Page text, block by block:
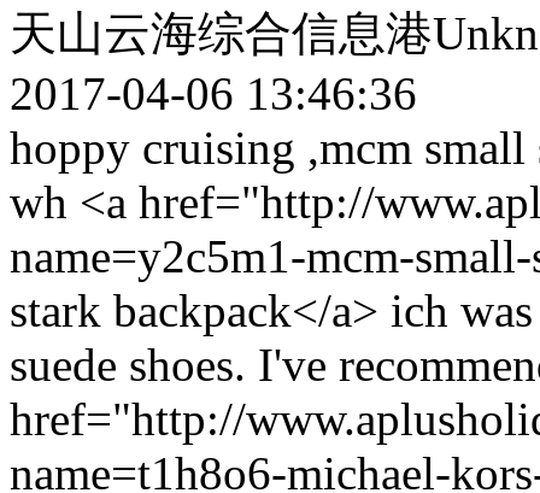
天山云海综合信息港
2017-04-06 13:46:36
hoppy cruising ,mcm
wh <a href="http://
name=y2c5m1-mcm-
stark backpack</a> ich
suede shoes. I've
href="http://
name=t1h8o6-michael-